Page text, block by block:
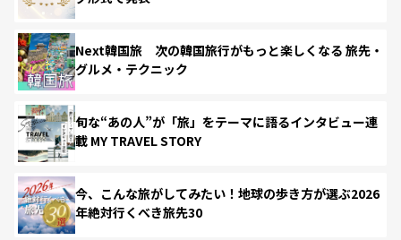
Next韓国旅 次の韓国旅行がもっと楽しくなる 旅先・
グルメ・テクニック
旬な“あの人”が「旅」をテーマに語るインタビュー連
載 MY TRAVEL STORY
今、こんな旅がしてみたい！地球の歩き方が選ぶ2026
年絶対行くべき旅先30